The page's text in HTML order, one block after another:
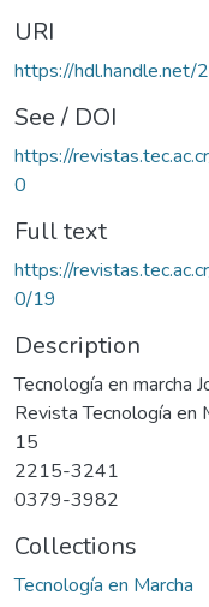
URI
https://
See / DOI
https://
0
Full text
https://
0/19
Description
Tecnología en marcha
Revista Tecnología en
15
2215-3241
0379-3982
Collections
Tecnología en Marcha